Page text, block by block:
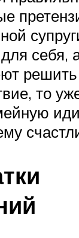
себя,
решить
то